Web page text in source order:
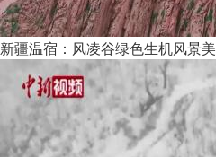
新疆温宿：风凌谷绿色生机风景美